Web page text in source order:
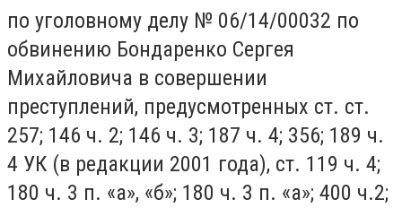
по уголовному делу № 06/14/00032 по
обвинению Бондаренко Сергея
Михайловича в совершении
преступлений, предусмотренных ст. ст.
257; 146 ч. 2; 146 ч. 3; 187 ч. 4; 356; 189 ч.
4 УК (в редакции 2001 года), ст. 119 ч. 4;
180 ч. 3 п. «а», «б»; 180 ч. 3 п. «а»; 400 ч.2;